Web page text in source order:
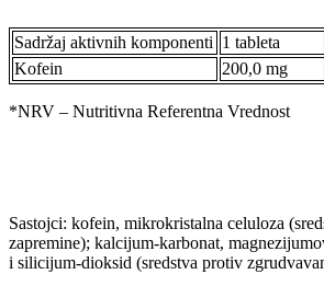
Sadržaj aktivnih komponenti 1 tableta
Kofein
200,0 mg
*NRV – Nutritivna Referentna Vrednost
Sastojci: kofein, mikrokristalna celuloza
zapremine); kalcijum-karbonat,
i silicijum-dioksid (sredstva protiv